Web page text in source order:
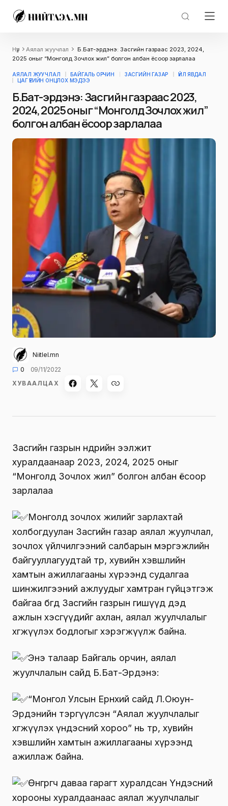
Нүүр Аялал жуучлал
Б.Бат-эрдэнэ: Засгийн газраас 2023, 2024,
2025 оныг “Монголд Зочлох жил” болгон албан ёсоор зарлалаа
АЯЛАЛ ЖУУЧЛАЛ БАЙГАЛЬ ОРЧИН ЗАСГИЙН ГАЗАР
ҮЙЛ ЯВДАЛ
ЦАГ ҮЕИЙН ОНЦЛОХ МЭДЭЭ
Б.Бат-эрдэнэ: Засгийн газраас 2023,
2024, 2025 оныг “Монголд Зочлох жил”
болгон албан ёсоор зарлалаа
Niitlel.mn
0
09/11/2022
ХУВААЛЦАХ
Засгийн газрын өнөөдрийн ээлжит
хуралдаанаар 2023, 2024, 2025 оныг
“Монголд Зочлох жил” болгон албан ёсоор
зарлалаа
Монголд зочлох жилийг зарлахтай
холбогдуулан Засгийн газар аялал жуулчлал,
зочлох үйлчилгээний салбарын мэргэжлийн
байгууллагуудтай төр, хувийн хэвшлийн
хамтын ажиллагааны хүрээнд судалгаа
шинжилгээний ажлуудыг хамтран гүйцэтгэж
байгаа бөгөөд Засгийн газрын гишүүд дэд
ажлын хэсгүүдийг ахлан, аялал жуулчлалыг
хөгжүүлэх бодлогыг хэрэгжүүлж байна.
Энэ талаар Байгаль орчин, аялал
жуулчлалын сайд Б.Бат-Эрдэнэ:
“Монгол Улсын Ерөнхий сайд Л.Оюун-
Эрдэнийн тэргүүлсэн “Аялал жуулчлалыг
хөгжүүлэх үндэсний хороо” нь төр, хувийн
хэвшлийн хамтын ажиллагааны хүрээнд
ажиллаж байна.
Өнгөрөгч даваа гарагт хуралдсан Үндэсний
хорооны хуралдаанаас аялал жуулчлалыг